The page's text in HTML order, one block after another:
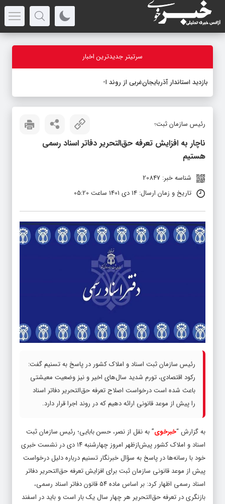
سرتیتر جدیدترین اخبار
بازدید استاندار آذربایجان‌غربی از روند اجرای پروژه س
رئیس سازمان ثبت؛
ناچار به افزایش تعرفه حق‌التحریر دفاتر اسناد رسمی
هستیم
شناسه خبر: 20847
تاریخ و زمان ارسال: 14 دی 1401 ساعت 05:20
رئیس سازمان ثبت اسناد و املاک کشور در پاسخ به تسنیم گفت:
رکود اقتصادی، تورم شدید سال‌های اخیر و نیز وضعیت معیشتی
باعث شده است درخواست اصلاح تعرفه حق‌التحریر دفاتر اسناد
را پیش از موعد قانونی ارائه دهیم که در روند اجرا قرار دارد.
به گزارش “خبرخوی” به نقل از نصر، حسن بابایی؛ رئیس سازمان ثبت
اسناد و املاک کشور پیش‌ازظهر امروز چهارشنبه ۱۴ دی در نشست خبری
خود با رسانه‌‌ها در پاسخ به سؤال خبرنگار تسنیم درباره دلیل درخواست
پیش از موعد قانونی سازمان ثبت برای افزایش تعرفه حق‌التحریر دفاتر
اسناد رسمی اظهار کرد: بر اساس ماده ۵۴ قانون دفاتر اسناد رسمی،
بازنگری در تعرفه حق‌التحریر هر چهار سال یک‌ بار است و باید در اسفند